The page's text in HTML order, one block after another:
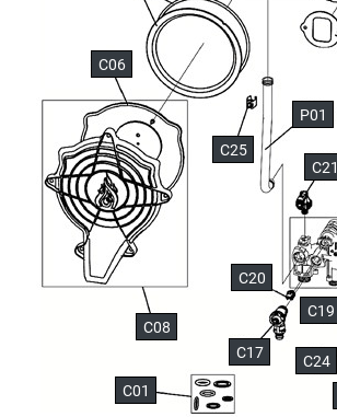
C01
C06
C08
C17
C19
C20
C21
C24
C25
P01